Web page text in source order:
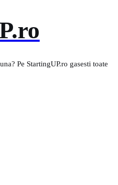
Pe StartingUP.ro gasesti toate